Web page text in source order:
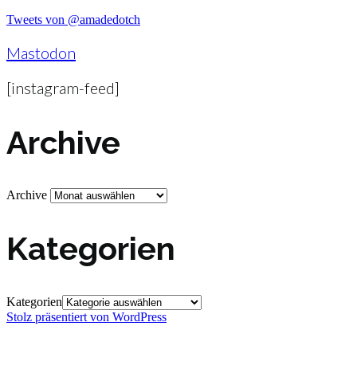
Tweets von @amadedotch
Mastodon
[instagram-feed]
Archive
Archive
Kategorien
Kategorien
Stolz präsentiert von WordPress